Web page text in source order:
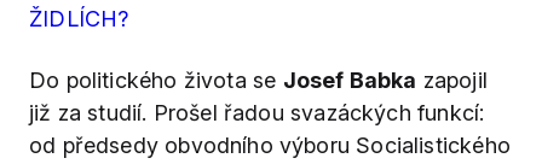
ŽIDLÍCH?
Do politického života se Josef Babka zapojil
již za studií. Prošel řadou svazáckých funkcí:
od předsedy obvodního výboru Socialistického